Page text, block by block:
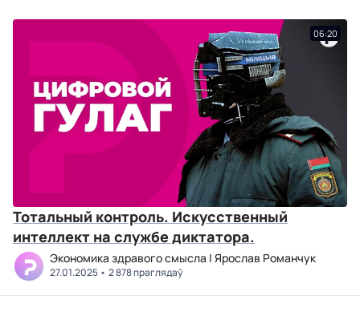
06:20
Тотальный контроль. Искусственный
интеллект на службе диктатора.
Экономика здравого смысла | Ярослав Романчук
27.01.2025 2 878 праглядаў